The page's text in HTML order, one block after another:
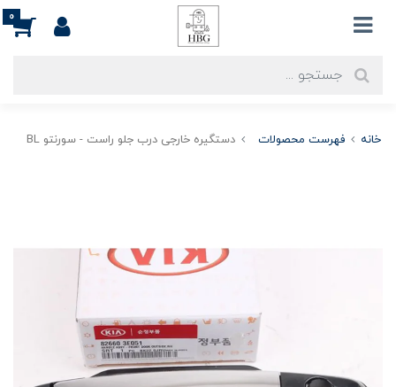
0
خانه فهرست محصولات دستگیره خارجی درب جلو راست - سورنتو BL